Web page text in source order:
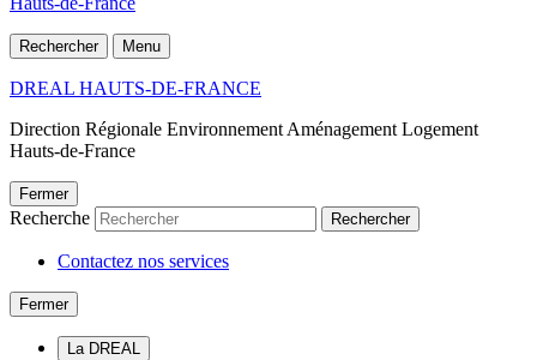
Rechercher Menu
DREAL HAUTS-DE-FRANCE
Direction Régionale Environnement Aménagement Logement
Hauts-de-France
Fermer
Recherche Rechercher
Contactez nos services
Fermer
La DREAL